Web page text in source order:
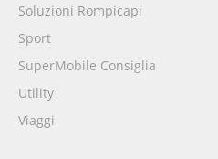
Soluzioni Rompicapi
Sport
SuperMobile Consiglia
Utility
Viaggi